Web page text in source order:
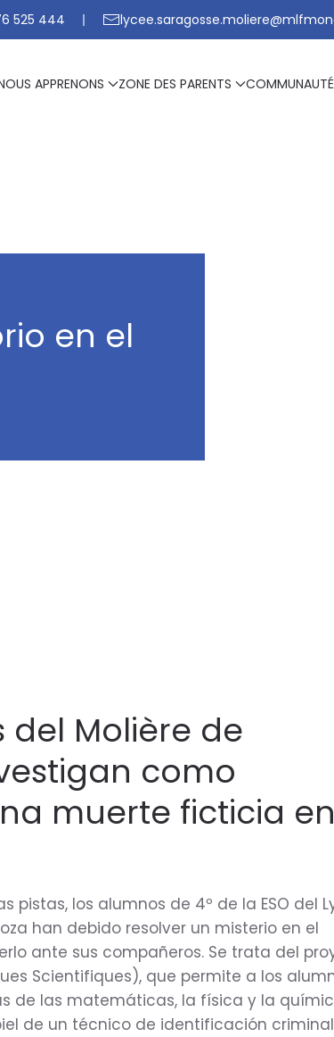
525 444
APPRENONS ZONE DES PARENTS COMMUNAUTÉ
en el
del Molière de
como
muerte ficticia
pistas, los alumnos de 4º de la ESO del
han debido resolver un misterio en el
ante sus compañeros. Se trata del
Scientifiques), que permite a los
de las matemáticas, la física y la
de un técnico de identificación